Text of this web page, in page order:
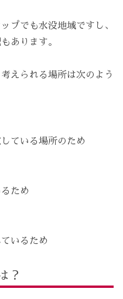
プでも水没地域ですし、
あります。
えられる場所は次のよう
ている場所のため
ため
いるため
？